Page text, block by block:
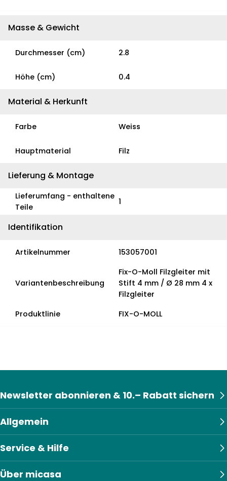
Masse & Gewicht
Durchmesser (cm) 2.8
Höhe (cm) 0.4
Material & Herkunft
Farbe Weiss
Hauptmaterial Filz
Lieferung & Montage
Lieferumfang - enthaltene
Teile
1
Identifikation
Artikelnummer 153057001
Variantenbeschreibung
Fix-O-Moll Filzgleiter mit
Stift 4 mm / Ø 28 mm 4 x
Filzgleiter
Produktlinie
FIX-O-MOLL
Allgemein
Service & Hilfe
Über micasa
Newsletter abonnieren & 10.– Rabatt sichern